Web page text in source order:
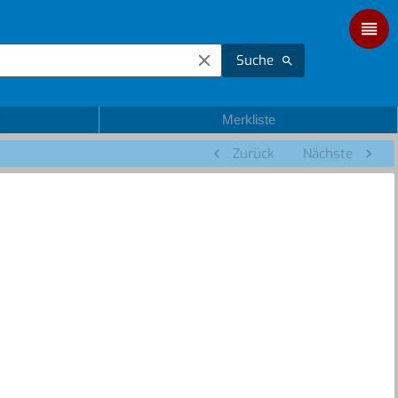
Suche
Merkliste
Zurück Nächste